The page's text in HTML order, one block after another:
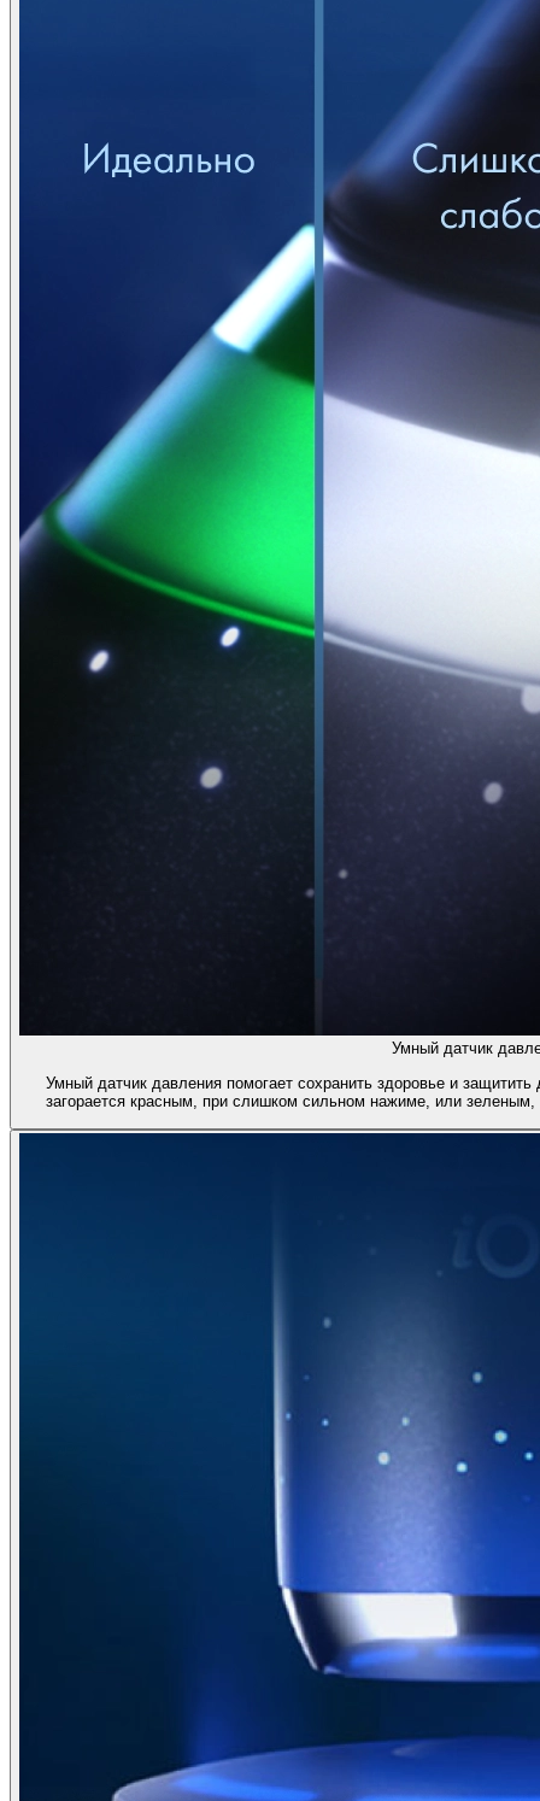
Умный датчик
Умный датчик давления помогает сохранить здоровье и
загорается красным, при слишком сильном нажиме, или